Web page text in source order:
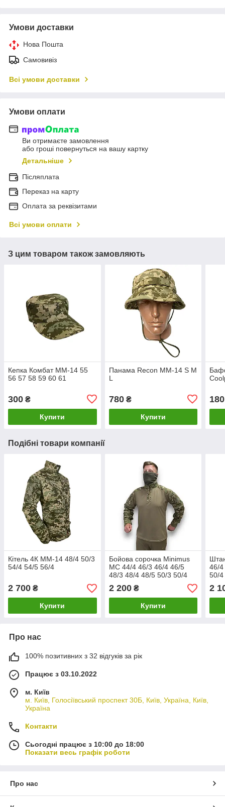
Умови доставки
Нова Пошта
Самовивіз
Всі умови доставки
Умови оплати
Ви отримаєте замовлення
або гроші повернуться на вашу картку
Детальніше
Післяплата
Переказ на карту
Оплата за реквізитами
Всі умови оплати
З цим товаром також замовляють
Кепка Комбат ММ-14 55
56 57 58 59 60 61
300 ₴
Купити
Панама Recon MM-14 S M
L
780₴
Купити
180
Подібні товари компанії
Кітель 4К ММ-14 48/4 50/3
54/4 54/5 56/4
2 700 ₴
Купити
Бойова сорочка Minimus
MC 44/4 46/3 46/4 46/5
48/3 48/4 48/5 50/3 50/4
52/4 52/5 54/4 54/5 56/4
56/5 58/5
2 200₴
Купити
46/
50/
2
Про нас
100% позитивних з 32 відгуків за рік
Працює з 03.10.2022
м. Київ
м. Київ, Голосіївський проспект 30Б, Київ, Україна, Київ,
Україна
Контакти
Сьогодні працює з 10:00 до 18:00
Показати весь графік роботи
Про нас